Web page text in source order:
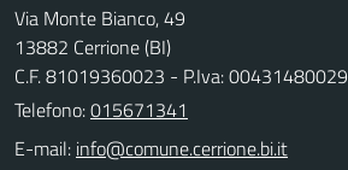
Via Monte Bianco, 49
13882 Cerrione (BI)
C.F. 81019360023 - P.Iva: 00431480029
Telefono:015671341
E-mail: